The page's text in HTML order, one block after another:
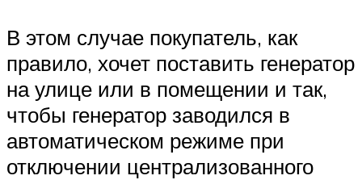
В этом случае покупатель, как
правило, хочет поставить генератор
на улице или в помещении и так,
чтобы генератор заводился в
автоматическом режиме при
отключении централизованного